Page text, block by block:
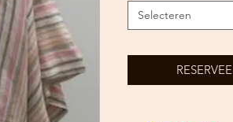
Selecteren